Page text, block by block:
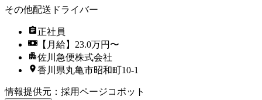
その他配送ドライバー
正社員
【月給】23.0万円〜
佐川急便株式会社
香川県丸亀市昭和町10-1
情報提供元 ： 採用ページコボット